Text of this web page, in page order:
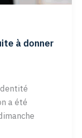
à donner
a été